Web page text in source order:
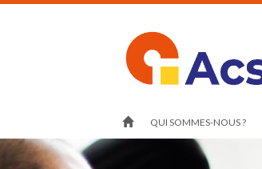
QUI SOMMES-NOUS ?